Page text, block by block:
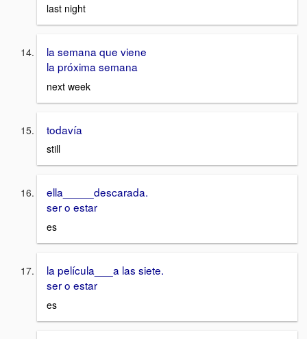
last night
la semana que viene
la próxima semana
next week
todavía
still
ella_____descarada.
ser o estar
es
la película___a las siete.
ser o estar
es